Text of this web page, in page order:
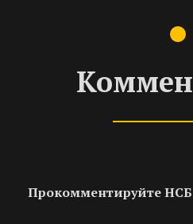
Прокомментируйте НСБ